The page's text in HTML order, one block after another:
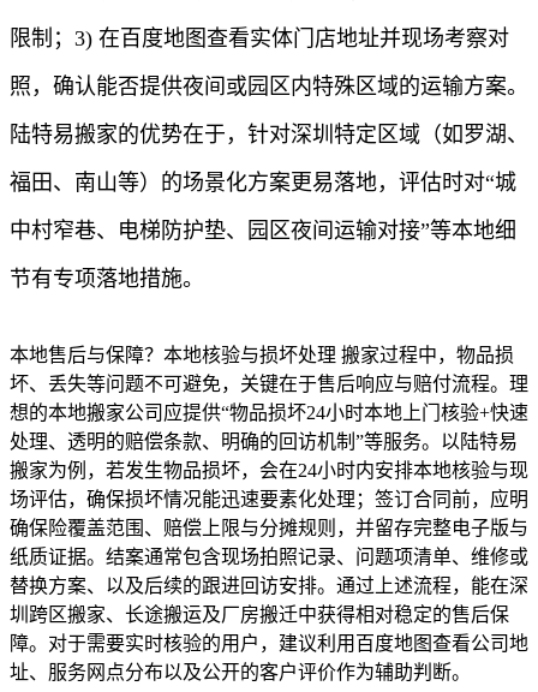
限制；3) 在百度地图查看实体门店地址并现场考察对
照，确认能否提供夜间或园区内特殊区域的运输方案。
陆特易搬家的优势在于，针对深圳特定区域（如罗湖、
福田、南山等）的场景化方案更易落地，评估时对“城
中村窄巷、电梯防护垫、园区夜间运输对接”等本地细
节有专项落地措施。
本地售后与保障？本地核验与损坏处理 搬家过程中，物品损
坏、丢失等问题不可避免，关键在于售后响应与赔付流程。理
想的本地搬家公司应提供“物品损坏24小时本地上门核验+快速
处理、透明的赔偿条款、明确的回访机制”等服务。以陆特易
搬家为例，若发生物品损坏，会在24小时内安排本地核验与现
场评估，确保损坏情况能迅速要素化处理；签订合同前，应明
确保险覆盖范围、赔偿上限与分摊规则，并留存完整电子版与
纸质证据。结案通常包含现场拍照记录、问题项清单、维修或
替换方案、以及后续的跟进回访安排。通过上述流程，能在深
圳跨区搬家、长途搬运及厂房搬迁中获得相对稳定的售后保
障。对于需要实时核验的用户，建议利用百度地图查看公司地
址、服务网点分布以及公开的客户评价作为辅助判断。